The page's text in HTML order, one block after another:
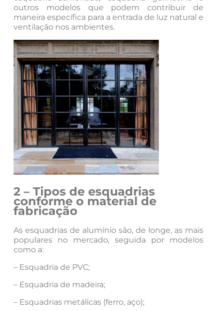
outros modelos que podem contribuir de
maneira específica para a entrada de luz natural e
ventilação nos ambientes.
2 – Tipos de esquadrias
conforme o material de
fabricação
As esquadrias de alumínio são, de longe, as mais
populares no mercado, seguida por modelos
como a:
– Esquadria de PVC;
– Esquadria de madeira;
– Esquadrias metálicas (ferro, aço);